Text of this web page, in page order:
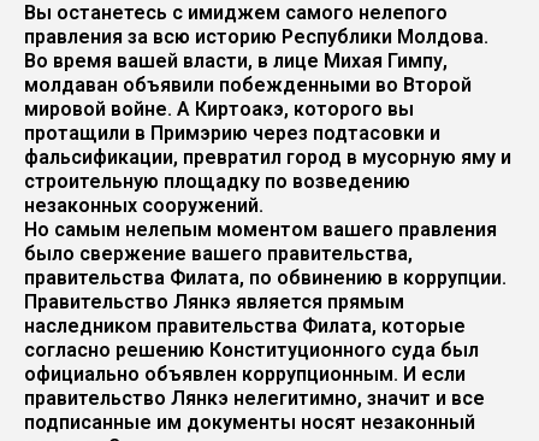
Вы останетесь с имиджем самого нелепого
правления за всю историю Республики Молдова.
Во время вашей власти, в лице Михая Гимпу,
молдаван объявили побежденными во Второй
мировой войне. А Киртоакэ, которого вы
протащили в Примэрию через подтасовки и
фальсификации, превратил город в мусорную яму и
строительную площадку по возведению
незаконных сооружений.
Но самым нелепым моментом вашего правления
было свержение вашего правительства,
правительства Филата, по обвинению в коррупции.
Правительство Лянкэ является прямым
наследником правительства Филата, которые
согласно решению Конституционного суда был
официально объявлен коррупционным. И если
правительство Лянкэ нелегитимно, значит и все
подписанные им документы носят незаконный